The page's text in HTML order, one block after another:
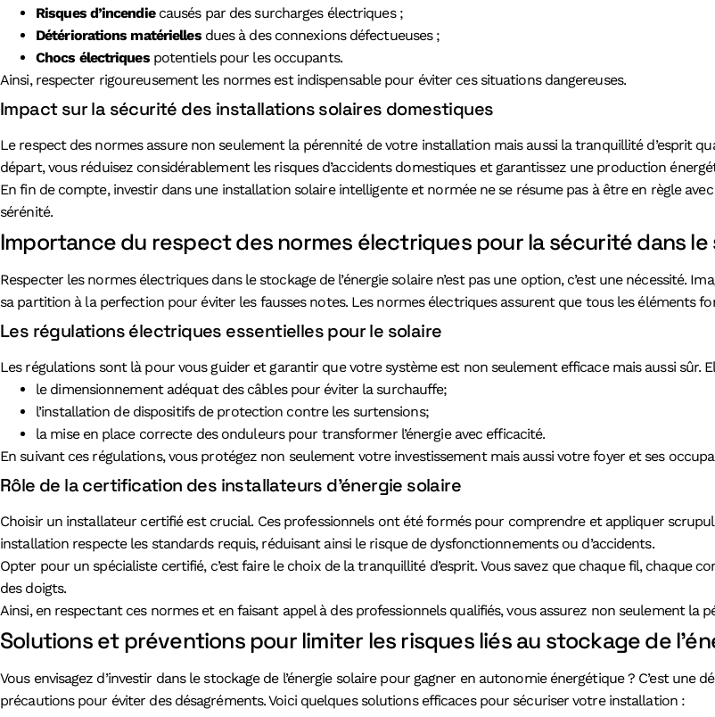
Risques d’incendiecausés par des surcharges électriques ;
Détériorations matériellesdues à des connexions défectueuses ;
Chocs électriquespotentiels pour les occupants.
Ainsi, respecter rigoureusement les normes est indispensable pour éviter ces situations dangereuses.
Impact sur la sécurité des installations solaires domestiques
Le respect des normes assure non seulement la pérennité de votre installation mais aussi la tranquillité d’esprit
départ, vous réduisez considérablement les risques d’accidents domestiques et garantissez une production
En fin de compte, investir dans une installation solaire intelligente et normée ne se résume pas à être en règle
sérénité.
Importance du respect des normes électriques pour la sécurité dans le
Respecter les normes électriques dans le stockage de l’énergie solaire n’est pas une option, c’est une
sa partition à la perfection pour éviter les fausses notes. Les normes électriques assurent que tous les éléments
Les régulations électriques essentielles pour le solaire
Les régulations sont là pour vous guider et garantir que votre système est non seulement efficace mais aussi sûr.
le dimensionnement adéquat des câbles pour éviter la surchauffe;
l’installation de dispositifs de protection contre les surtensions;
la mise en place correcte des onduleurs pour transformer l’énergie avec efficacité.
En suivant ces régulations, vous protégez non seulement votre investissement mais aussi votre foyer et ses
Rôle de la certification des installateurs d’énergie solaire
Choisir un installateur certifié est crucial. Ces professionnels ont été formés pour comprendre et appliquer
installation respecte les standards requis, réduisant ainsi le risque de dysfonctionnements ou d’accidents.
Opter pour un spécialiste certifié, c’est faire le choix de la tranquillité d’esprit. Vous savez que chaque fil,
des doigts.
Ainsi, en respectant ces normes et en faisant appel à des professionnels qualifiés, vous assurez non seulement
Solutions et préventions pour limiter les risques liés au stockage de
Vous envisagez d’investir dans le stockage de l’énergie solaire pour gagner en autonomie énergétique ? C’est
précautions pour éviter des désagréments. Voici quelques solutions efficaces pour sécuriser votre installation :